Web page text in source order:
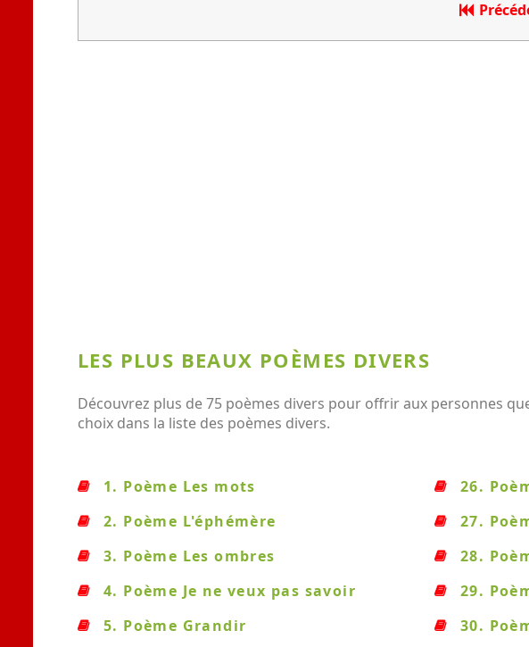
LES PLUS BEAUX POÈMES DIVERS
Découvrez plus de 75 poèmes divers pour offrir aux personnes
choix dans la liste des poèmes divers.
1. Poème Les mots
2. Poème L'éphémère
3. Poème Les ombres
4. Poème Je ne veux pas savoir
5. Poème Grandir
26.
27.
28.
29.
30.